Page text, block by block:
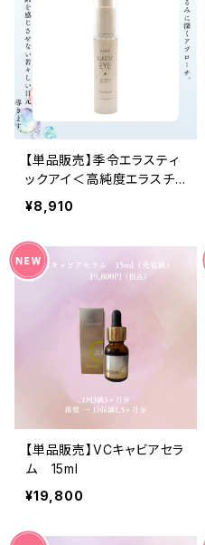
【単品販売】季令エラスティ
ックアイ＜高純度エラスチ
ン アイクリーム＞
¥8,910
【単品販売】VCキャビアセラ
ム 15ml
¥19,800